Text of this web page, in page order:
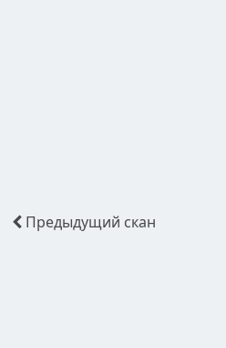
Предыдущий скан